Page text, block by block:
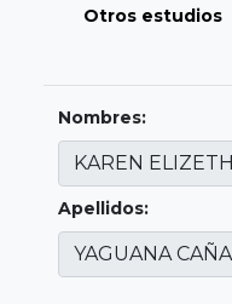
Otros estudios
Nombres:
Apellidos: